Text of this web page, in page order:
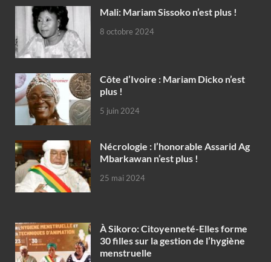
Mali: Mariam Sissoko n’est plus !
8 octobre 2024
Côte d’Ivoire : Mariam Dicko n’est
plus !
5 juin 2024
Nécrologie : l’honorable Assarid Ag
Mbarkawan n’est plus !
25 mai 2024
À Sikoro: Citoyenneté-Elles forme
30 filles sur la gestion de l’hygiène
menstruelle